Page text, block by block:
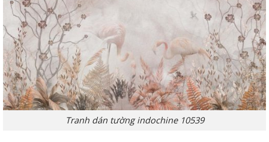
Tranh dán tường indochine 10539